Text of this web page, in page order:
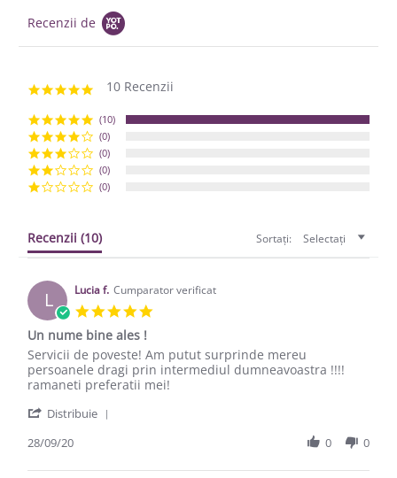
Recenzii de
5.0 star rating
10 Recenzii
(10)
(0)
(0)
(0)
(0)
Recenzii (10) Sortați: Selectați
L Lucia f. Cumparator verificat
Un nume bine ales !
Review by Lucia f. on 28 Sep 2020
review stating Un nume bine ales !
Servicii de poveste! Am putut surprinde mereu
persoanele dragi prin intermediul dumneavoastra !!!!
ramaneti preferatii mei!
Distribuie
28/09/20 0 0